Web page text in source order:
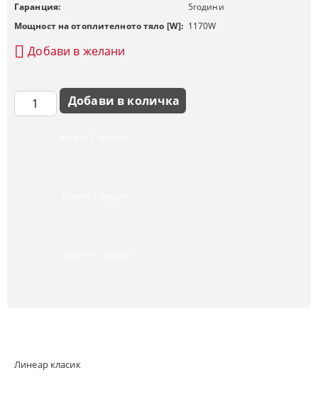
Линеар класик
Гаранция:
5години
Мощност на отоплителното тяло [W]: 1170W
Добави в желани